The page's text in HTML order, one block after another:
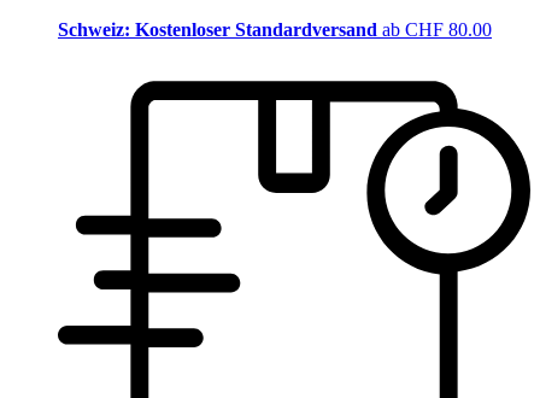
Schweiz: Kostenloser Standardversand ab CHF 80.00